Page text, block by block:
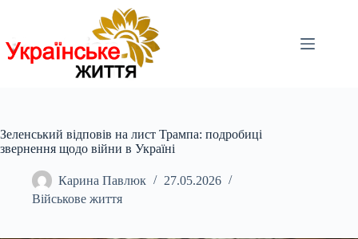
Зеленський відповів на лист Трампа: подробиці
звернення щодо війни в Україні
Карина Павлюк
27.05.2026
Військове життя